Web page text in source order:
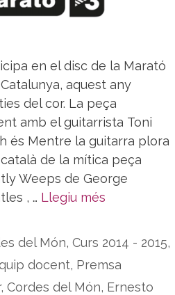
en el disc de la Marató
aquest any
del cor. La peça
amb el guitarrista Toni
és Mentre la guitarra plora
de la mítica peça
Weeps de George
, … Llegiu més
del Món, Curs 2014 - 2015,
docent, Premsa
, Cordes del Món, Ernesto